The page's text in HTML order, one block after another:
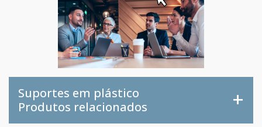
Suportes em plástico
Produtos relacionados